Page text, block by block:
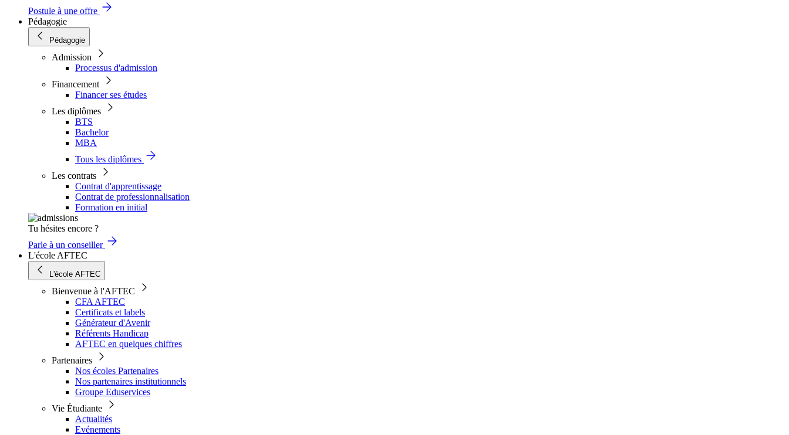
Postule à une offre
Pédagogie
Pédagogie
Admission
Processus d'admission
Financement
Financer ses études
Les diplômes
BTS
Bachelor
MBA
Tous les diplômes
Les contrats
Contrat d'apprentissage
Contrat de professionnalisation
Formation en initial
Tu hésites encore ?
Parle à un conseiller
L'école AFTEC
L'école AFTEC
Bienvenue à l'AFTEC
CFA AFTEC
Certificats et labels
Générateur d'Avenir
Référents Handicap
AFTEC en quelques chiffres
Partenaires
Nos écoles Partenaires
Nos partenaires institutionnels
Groupe Eduservices
Vie Étudiante
Actualités
Evénements